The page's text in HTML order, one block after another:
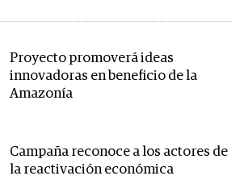
Proyecto promoverá ideas
innovadoras en beneficio de la
Amazonía
Campaña reconoce a los actores de
la reactivación económica